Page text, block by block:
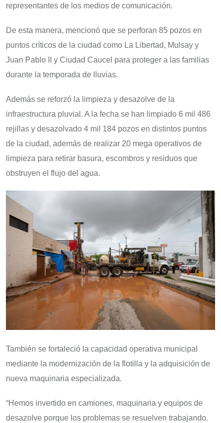
representantes de los medios de comunicación.
De esta manera, mencionó que se perforan 85 pozos en
puntos críticos de la ciudad como La Libertad, Mulsay y
Juan Pablo II y Ciudad Caucel para proteger a las familias
durante la temporada de lluvias.
Además se reforzó la limpieza y desazolve de la
infraestructura pluvial. A la fecha se han limpiado 6 mil 486
rejillas y desazolvado 4 mil 184 pozos en distintos puntos
de la ciudad, además de realizar 20 mega operativos de
limpieza para retirar basura, escombros y residuos que
obstruyen el flujo del agua.
También se fortaleció la capacidad operativa municipal
mediante la modernización de la flotilla y la adquisición de
nueva maquinaria especializada.
“Hemos invertido en camiones, maquinaria y equipos de
desazolve porque los problemas se resuelven trabajando.